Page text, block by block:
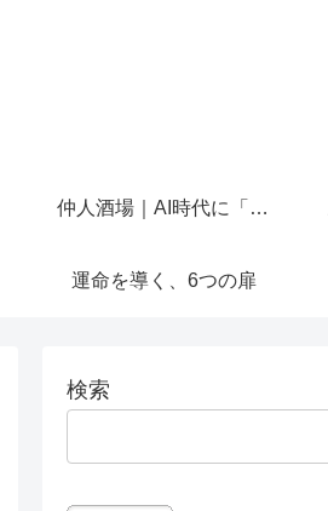
仲人酒場｜AI時代に「人と話せる場所」を作りたかった
運命を導く、6つの扉
検索